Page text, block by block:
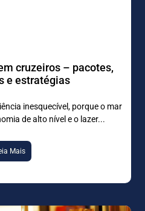
cruzeiros – pacotes,
e estratégias
inesquecível, porque o mar
de alto nível e o lazer
Mais